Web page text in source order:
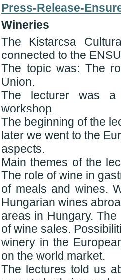
Press-Release-
Wineries
The Kistarcsa
connected to the
The topic was: The
Union.
The lecturer was a
workshop.
The beginning of the
later we went to the
aspects.
Main themes of the
The role of wine in
of meals and wines.
Hungarian wines
areas in Hungary.
of wine sales.
winery in the
on the world market.
The lectures told us